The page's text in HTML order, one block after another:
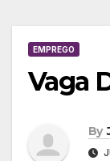
EMPREGO
Vaga
By